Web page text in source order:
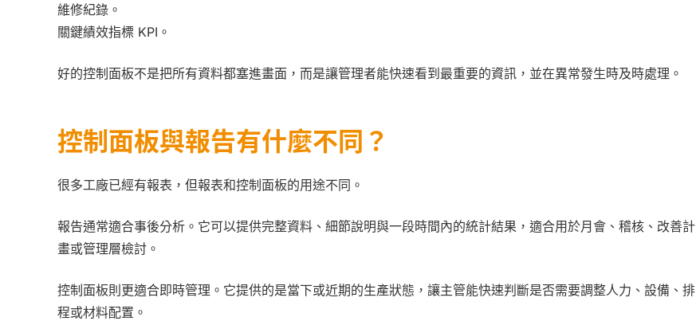
維修紀錄。
關鍵績效指標 KPI。
好的控制面板不是把所有資料都塞進畫面，而是讓管理者能快速看到最重要的資訊，並在異常發生時及時處理。
控制面板與報告有什麼不同？
很多工廠已經有報表，但報表和控制面板的用途不同。
報告通常適合事後分析。它可以提供完整資料、細節說明與一段時間內的統計結果，適合用於月會、稽核、改善計
畫或管理層檢討。
控制面板則更適合即時管理。它提供的是當下或近期的生產狀態，讓主管能快速判斷是否需要調整人力、設備、排
程或材料配置。